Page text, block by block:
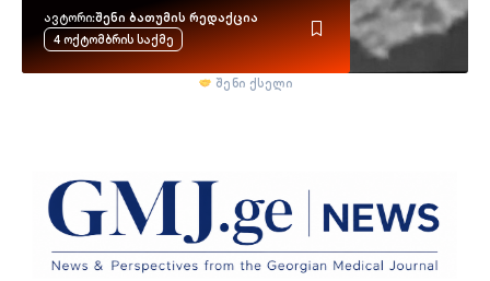
Ავტორი:შენი ბათუმის რედაქცია
4 Ოქტომბრის Საქმე
შენი ქსელი